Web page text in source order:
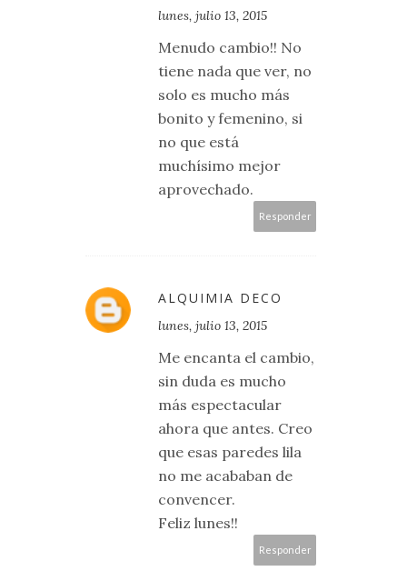
lunes, julio 13, 2015
Menudo cambio!! No
tiene nada que ver, no
solo es mucho más
bonito y femenino, si
no que está
muchísimo mejor
aprovechado.
Responder
ALQUIMIA DECO
lunes, julio 13, 2015
Me encanta el cambio,
sin duda es mucho
más espectacular
ahora que antes. Creo
que esas paredes lila
no me acababan de
convencer.
Feliz lunes!!
Responder